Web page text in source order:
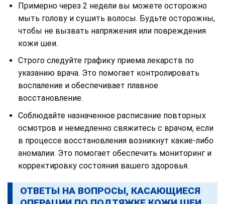
Примерно через 2 недели вы можете осторожно
мыть голову и сушить волосы. Будьте осторожны,
чтобы не вызвать напряжения или повреждения
кожи шеи.
Строго следуйте графику приема лекарств по
указанию врача. Это помогает контролировать
воспаление и обеспечивает плавное
восстановление.
Соблюдайте назначенное расписание повторных
осмотров и немедленно свяжитесь с врачом, если
в процессе восстановления возникнут какие-либо
аномалии. Это помогает обеспечить мониторинг и
корректировку состояния вашего здоровья.
ОТВЕТЫ НА ВОПРОСЫ, КАСАЮЩИЕСЯ